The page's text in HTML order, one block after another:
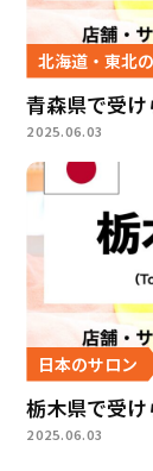
北海道・東北
青森県で受
2025.06.03
日本のサロン
栃木県で受
2025.06.03